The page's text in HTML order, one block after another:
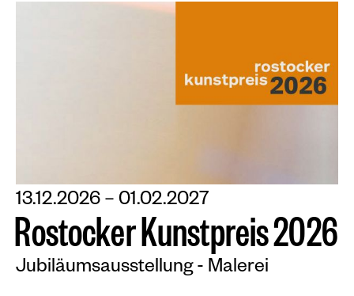
13.12.2026 – 01.02.2027
RostockerKunstpreis2026
Jubiläumsausstellung - Malerei